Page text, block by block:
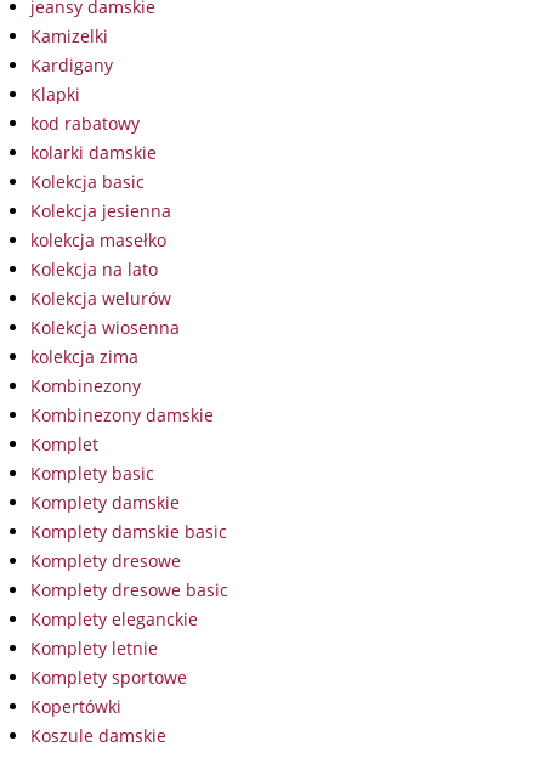
jeansy damskie
Kamizelki
Kardigany
Klapki
kod rabatowy
kolarki damskie
Kolekcja basic
Kolekcja jesienna
kolekcja masełko
Kolekcja na lato
Kolekcja welurów
Kolekcja wiosenna
kolekcja zima
Kombinezony
Kombinezony damskie
Komplet
Komplety basic
Komplety damskie
Komplety damskie basic
Komplety dresowe
Komplety dresowe basic
Komplety eleganckie
Komplety letnie
Komplety sportowe
Kopertówki
Koszule damskie